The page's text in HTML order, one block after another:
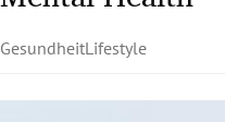
GesundheitLifestyle